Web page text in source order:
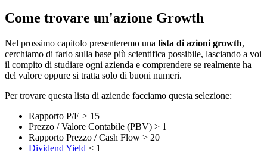
Come trovare un'azione Growth
Nel prossimo capitolo presenteremo una lista di azioni growth,
cerchiamo di farlo sulla base più scientifica possibile, lasciando a voi
il compito di studiare ogni azienda e comprendere se realmente ha
del valore oppure si tratta solo di buoni numeri.
Per trovare questa lista di aziende facciamo questa selezione:
Rapporto P/E > 15
Prezzo / Valore Contabile (PBV) > 1
Rapporto Prezzo / Cash Flow > 20
Dividend Yield < 1